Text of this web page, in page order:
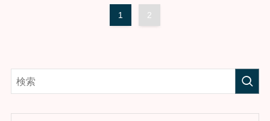
1 2